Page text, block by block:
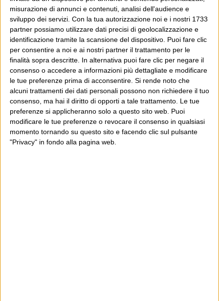
misurazione di annunci e contenuti, analisi dell'audience e
sviluppo dei servizi. Con la tua autorizzazione noi e i nostri 1733
partner possiamo utilizzare dati precisi di geolocalizzazione e
identificazione tramite la scansione del dispositivo. Puoi fare clic
per consentire a noi e ai nostri partner il trattamento per le
finalità sopra descritte. In alternativa puoi fare clic per negare il
consenso o accedere a informazioni più dettagliate e modificare
le tue preferenze prima di acconsentire. Si rende noto che
alcuni trattamenti dei dati personali possono non richiedere il tuo
consenso, ma hai il diritto di opporti a tale trattamento. Le tue
preferenze si applicheranno solo a questo sito web. Puoi
modificare le tue preferenze o revocare il consenso in qualsiasi
momento tornando su questo sito e facendo clic sul pulsante
"Privacy" in fondo alla pagina web.
solo un uso più spensierato del termine permetteva allora
di catalogare come “rock”....Continua
Canticchiando la fine
1 Luglio 2009 Cartastampata Vanity Fair
Io non lo so se quello a cui stiamo assistendo è davvero
il declino di Berlusconi. Lo hanno suggerito in molti, e
per molti è un thinking molto wishful. Quanto a me, mi
convinsi – e lo misi ahimé nero...Continua